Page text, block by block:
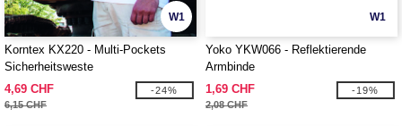
W1
Korntex KX220 - Multi-Pockets
Sicherheitsweste
4,69 CHF
6,15 CHF
-24%
W1
Yoko YKW066 - Reflektierende
Armbinde
1,69 CHF
2,08 CHF
-19%